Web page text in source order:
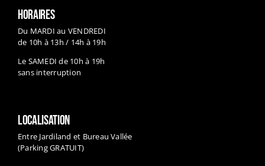
HORAIRES
Du MARDI au VENDREDI
de 10h à 13h / 14h à 19h
Le SAMEDI de 10h à 19h
sans interruption
LOCALISATION
Entre Jardiland et Bureau Vallée
(Parking GRATUIT)